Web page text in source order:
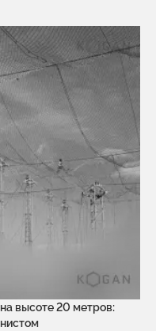
высоте 20 метров: